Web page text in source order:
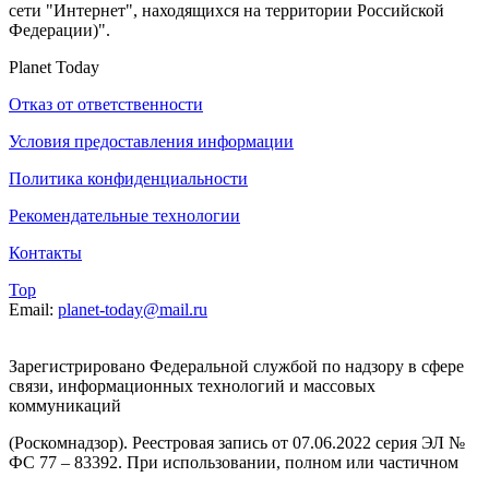
сети "Интернет", находящихся на территории Российской
Федерации)".
Planet Today
Отказ от ответственности
Условия предоставления информации
Политика конфиденциальности
Рекомендательные технологии
Контакты
Top
Email: planet-today@mail.ru
Зарегистрировано Федеральной службой по надзору в сфере
связи, информационных технологий и массовых
коммуникаций
(Роскомнадзор). Реестровая запись от 07.06.2022 серия ЭЛ №
ФС 77 – 83392. При использовании, полном или частичном